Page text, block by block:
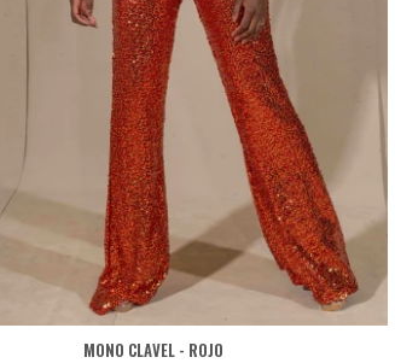
MONO CLAVEL - ROJO